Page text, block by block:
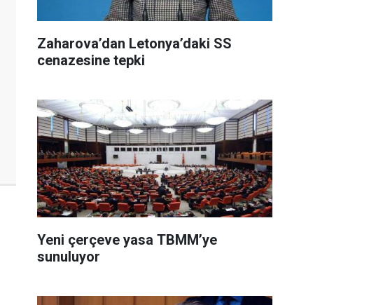
Zaharova’dan Letonya’daki SS
cenazesine tepki
Yeni çerçeve yasa TBMM’ye
sunuluyor